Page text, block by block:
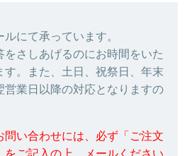
にて承っています。
をさしあげるのにお時間をいた
す。また、土日、祝祭日、年末
営業日以降の対応となりますの
い合わせには、必ず「ご注文
をご記入の上、メールください